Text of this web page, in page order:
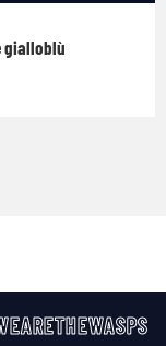
gialloblù